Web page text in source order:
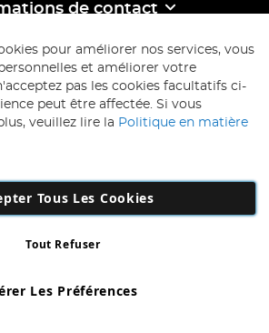
de contact
VOUS & ECONOMISEZ
Inscription
Number: 863029607
pour améliorer nos services, vous
et améliorer votre
pas les cookies facultatifs ci-
peut être affectée. Si vous
veuillez lire la Politique en matière
Tous Les Cookies
Les Préférences
Tout Refuser